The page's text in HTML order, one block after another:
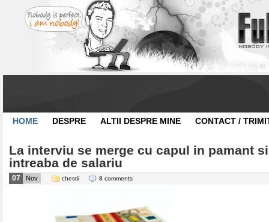
HOME DESPRE ALTII DESPRE MINE CONTACT /
La interviu se merge cu capul in pamant
intreaba de salariu
07 Nov chestii 8 comments